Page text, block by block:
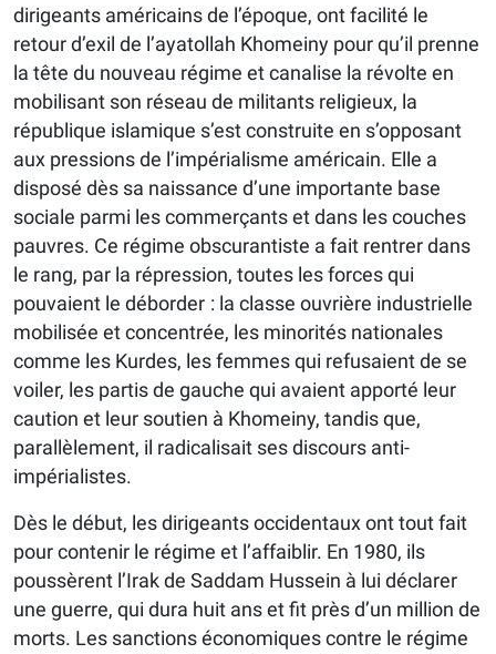
dirigeants américains de l’époque, ont facilité le
retour d’exil de l’ayatollah Khomeiny pour qu’il prenne
la tête du nouveau régime et canalise la révolte en
mobilisant son réseau de militants religieux, la
république islamique s’est construite en s’opposant
aux pressions de l’impérialisme américain. Elle a
disposé dès sa naissance d’une importante base
sociale parmi les commerçants et dans les couches
pauvres. Ce régime obscurantiste a fait rentrer dans
le rang, par la répression, toutes les forces qui
pouvaient le déborder : la classe ouvrière industrielle
mobilisée et concentrée, les minorités nationales
comme les Kurdes, les femmes qui refusaient de se
voiler, les partis de gauche qui avaient apporté leur
caution et leur soutien à Khomeiny, tandis que,
parallèlement, il radicalisait ses discours anti-
impérialistes.
Dès le début, les dirigeants occidentaux ont tout fait
pour contenir le régime et l’affaiblir. En 1980, ils
poussèrent l’Irak de Saddam Hussein à lui déclarer
une guerre, qui dura huit ans et fit près d’un million de
morts. Les sanctions économiques contre le régime